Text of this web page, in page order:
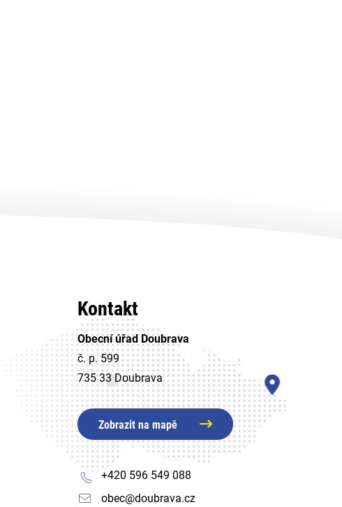
Kontakt
Obecní úřad Doubrava
č. p. 599
735 33 Doubrava
Zobrazit na mapě
+420 596 549 088
obec@doubrava.cz